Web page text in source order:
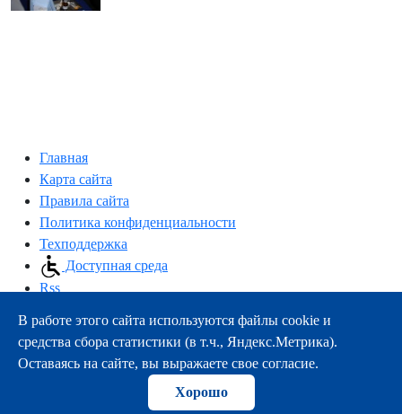
Главная
Карта сайта
Правила сайта
Политика конфиденциальности
Техподдержка
Доступная среда
Rss
163000, г.Архангельск, пр-т Троицкий, 51
тел.:+7 (8182) 21-11-63
e-mail:info@nsmu.ru
© ФГБОУ ВО СГМУ (г. Архангельск) Минздрава России
В работе этого сайта используются файлы cookie и
средства сбора статистики (в т.ч., Яндекс.Метрика).
Оставаясь на сайте, вы выражаете свое согласие.
Хорошо